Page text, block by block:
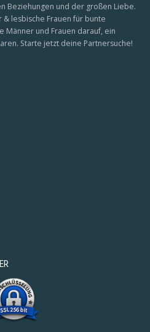
Beziehungen und der großen Liebe.
& lesbische Frauen für bunte
und Frauen darauf, ein
Starte jetzt deine Partnersuche!